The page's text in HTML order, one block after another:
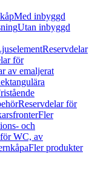
Med inbyggd
Utan inbyggd
Reservdelar
för
av emaljerat
Reservdelar för
Fler
och
WC, av
Fler produkter